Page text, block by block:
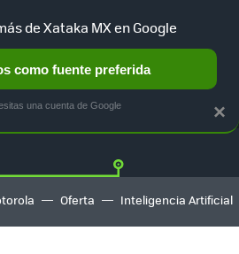
MERCADO LIBRE
Oferta Inteligencia Artificial
×
de Xataka MX en Google
como fuente preferida
una cuenta de Google